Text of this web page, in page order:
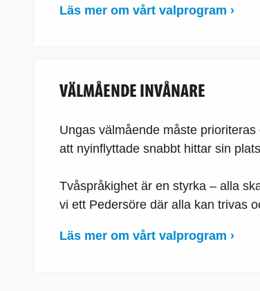
Läs mer om vårt valprogram ›
VÄLMÅENDE INVÅNARE
Ungas välmående måste
att nyinflyttade snabbt hittar sin
Tvåspråkighet är en styrka – alla
vi ett Pedersöre där alla kan trivas
Läs mer om vårt valprogram ›